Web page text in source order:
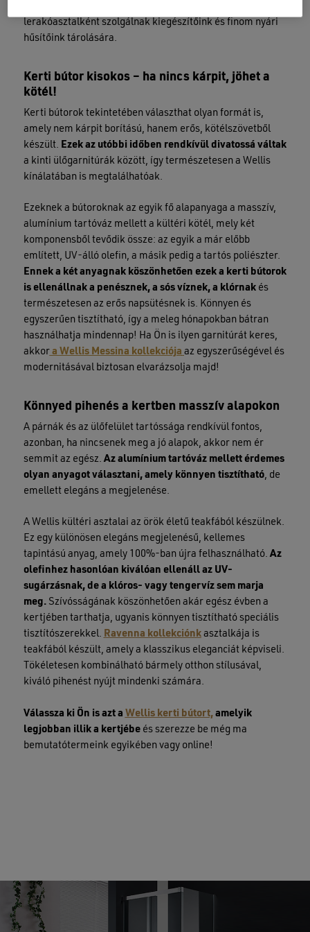
GO TO SHOP
lerakóasztalként szolgálnak kiegészítőink és finom nyári
hűsítőink tárolására.
Kerti bútor kisokos – ha nincs kárpit, jöhet a
kötél!
Kerti bútorok tekintetében választhat olyan formát is,
amely nem kárpit borítású, hanem erős, kötélszövetből
készült. Ezek az utóbbi időben rendkívül divatossá váltak
a kinti ülőgarnitúrák között, így természetesen a Wellis
kínálatában is megtalálhatóak.
Ezeknek a bútoroknak az egyik fő alapanyaga a masszív,
alumínium tartóváz mellett a kültéri kötél, mely két
komponensből tevődik össze: az egyik a már előbb
említett, UV-álló olefin, a másik pedig a tartós poliészter.
Ennek a két anyagnak köszönhetően ezek a kerti bútorok
is ellenállnak a penésznek, a sós víznek, a klórnakés
természetesen az erős napsütésnek is. Könnyen és
egyszerűen tisztítható, így a meleg hónapokban bátran
használhatja mindennap! Ha Ön is ilyen garnitúrát keres,
akkor a Wellis Messina kollekciója az egyszerűségével és
modernitásával biztosan elvarázsolja majd!
Könnyed pihenés a kertben masszív alapokon
A párnák és az ülőfelület tartóssága rendkívül fontos,
azonban, ha nincsenek meg a jó alapok, akkor nem ér
semmit az egész. Az alumínium tartóváz mellett érdemes
olyan anyagot választani, amely könnyen tisztítható, de
emellett elegáns a megjelenése.
A Wellis kültéri asztalai az örök életű teakfából készülnek.
Ez egy különösen elegáns megjelenésű, kellemes
tapintású anyag, amely 100%-ban újra felhasználható. Az
olefinhez hasonlóan kiválóan ellenáll az UV-
sugárzásnak, de a klóros- vagy tengervíz sem marja
meg.Szívósságának köszönhetően akár egész évben a
kertjében tarthatja, ugyanis könnyen tisztítható speciális
tisztítószerekkel. Ravenna kollekciónkasztalkája is
teakfából készült, amely a klasszikus eleganciát képviseli.
Tökéletesen kombinálható bármely otthon stílusával,
kiváló pihenést nyújt mindenki számára.
Válassza ki Ön is azt a Wellis kerti bútort,amelyik
legjobban illik a kertjébeés szerezze be még ma
bemutatótermeink egyikében vagy online!